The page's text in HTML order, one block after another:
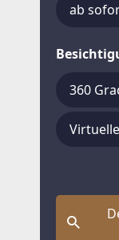
ab
360